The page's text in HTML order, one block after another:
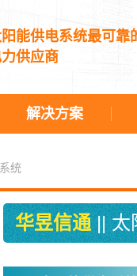
能供电系统最可靠
力供应商
解决方案
统
华昱信通 || 太